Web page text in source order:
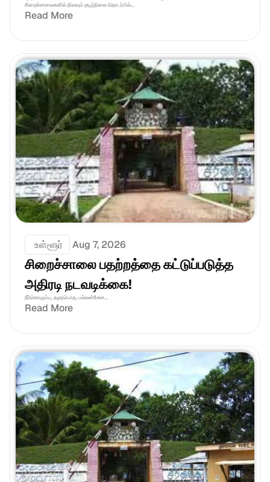
சிறைச்சாலைகளில் நிலவும் சூழ்நிலை தொடர்பில்...
Read More
உள்ளூர் Aug 7, 2026
சிறைச்சாலை பதற்றத்தை கட்டுப்படுத்த
அதிரடி நடவடிக்கை!
நீர்கொழும்பு, தளுபொத, பல்லன்சேன...
Read More